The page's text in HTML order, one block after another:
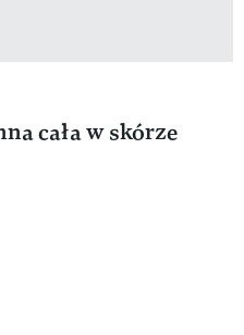
cała w skórze